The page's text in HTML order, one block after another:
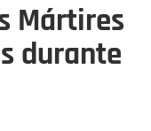
Mártires
durante